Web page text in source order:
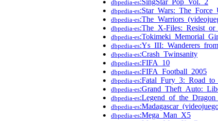
dbpedia-es
dbpedia-es
dbpedia-es
dbpedia-es:The_X-
dbpedia-es
dbpedia-es
dbpedia-es:Crash_Twinsanity
dbpedia-es:FIFA_10
dbpedia-es:FIFA_Football_2005
dbpedia-es
dbpedia-es
dbpedia-es
dbpedia-es
dbpedia-es:Mega_Man_X5